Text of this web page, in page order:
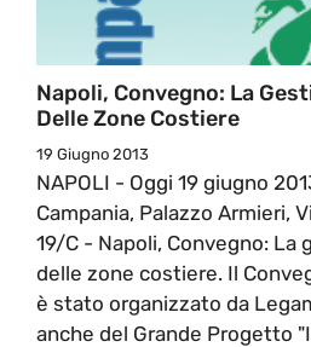
Napoli, Convegno: La
Delle Zone Costiere
19 Giugno 2013
NAPOLI - Oggi 19 giugno
Campania, Palazzo Armieri,
19/C - Napoli, Convegno:
delle zone costiere. Il
è stato organizzato da
anche del Grande Progetto